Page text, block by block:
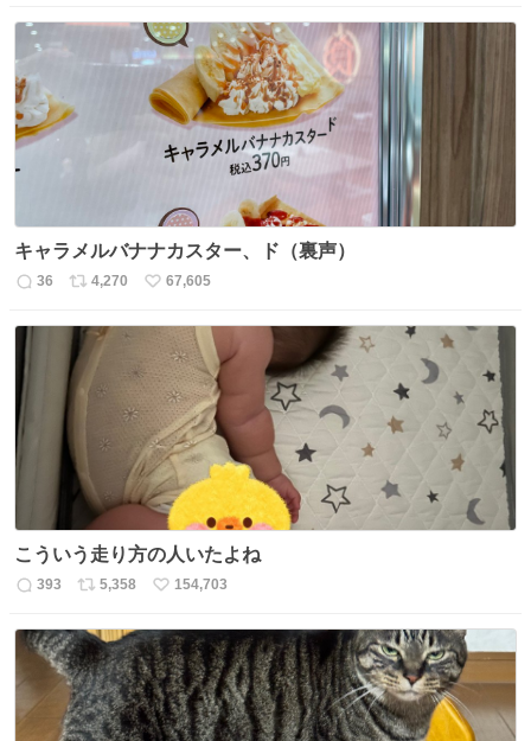
数
キャラメルバナナカスター、ド（裏声）
返
数
36
リ
ス
ト
数
4,270
い
67,605
こういう走り方の人いたよね
返
数
393
リ
ス
ト
数
5,358
い
ね
数
154,703